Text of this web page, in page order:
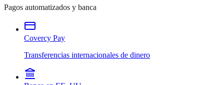
Pagos automatizados y banca
Covercy Pay
Transferencias internacionales de dinero